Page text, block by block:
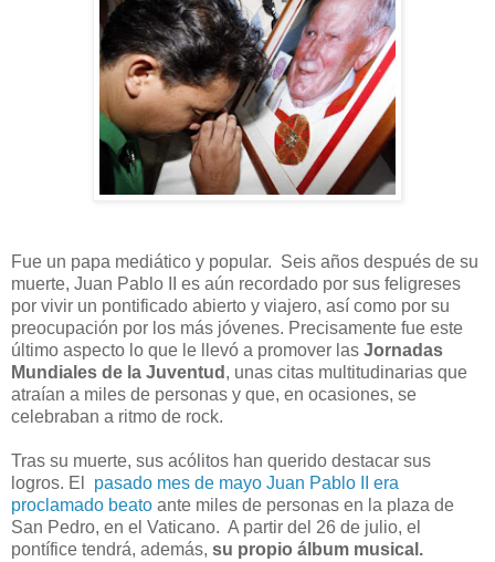
Fue un papa mediático y popular. Seis años después de su
muerte, Juan Pablo II es aún recordado por sus feligreses
por vivir un pontificado abierto y viajero, así como por su
preocupación por los más jóvenes. Precisamente fue este
último aspecto lo que le llevó a promover las Jornadas
Mundiales de la Juventud , unas citas multitudinarias que
atraían a miles de personas y que, en ocasiones, se
celebraban a ritmo de rock.
Tras su muerte, sus acólitos han querido destacar sus
logros. El pasado mes de mayo Juan Pablo II era
proclamado beato ante miles de personas en la plaza de
San Pedro, en el Vaticano. A partir del 26 de julio, el
pontífice tendrá, además, su propio álbum musical.